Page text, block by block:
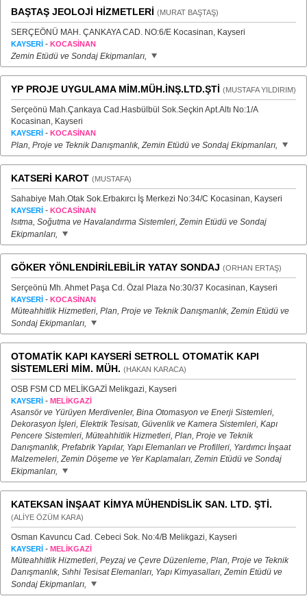
BAŞTAŞ JEOLOJİ HİZMETLERİ (MURAT BAŞTAŞ)
SERÇEÖNÜ MAH. ÇANKAYA CAD. NO:6/E Kocasinan, Kayseri
KAYSERİ - KOCASİNAN
Zemin Etüdü ve Sondaj Ekipmanları,
YP PROJE UYGULAMA MİM.MÜH.İNŞ.LTD.ŞTİ (MUSTAFA YILDIRIM)
Serçeönü Mah.Çankaya Cad.Hasbülbül Sok.Seçkin Apt.Altı No:1/A
Kocasinan, Kayseri
KAYSERİ - KOCASİNAN
Plan, Proje ve Teknik Danışmanlık, Zemin Etüdü ve Sondaj Ekipmanları,
KATSERİ KAROT (MUSTAFA)
Sahabiye Mah.Otak Sok.Erbakırcı İş Merkezi No:34/C Kocasinan, Kayseri
KAYSERİ - KOCASİNAN
Isıtma, Soğutma ve Havalandırma Sistemleri, Zemin Etüdü ve Sondaj
Ekipmanları,
GÖKER YÖNLENDİRİLEBİLİR YATAY SONDAJ (ORHAN ERTAŞ)
Serçeönü Mh. Ahmet Paşa Cd. Özal Plaza No:30/37 Kocasinan, Kayseri
KAYSERİ - KOCASİNAN
Müteahhitlik Hizmetleri, Plan, Proje ve Teknik Danışmanlık, Zemin Etüdü ve
Sondaj Ekipmanları,
OTOMATİK KAPI KAYSERİ SETROLL OTOMATİK KAPI
SİSTEMLERİ MİM. MÜH. (HAKAN KARACA)
OSB FSM CD MELİKGAZİ Melikgazi, Kayseri
KAYSERİ - MELİKGAZİ
Asansör ve Yürüyen Merdivenler, Bina Otomasyon ve Enerji Sistemleri,
Dekorasyon İşleri, Elektrik Tesisatı, Güvenlik ve Kamera Sistemleri, Kapı
Pencere Sistemleri, Müteahhitlik Hizmetleri, Plan, Proje ve Teknik
Danışmanlık, Prefabrik Yapılar, Yapı Elemanları ve Profilleri, Yardımcı İnşaat
Malzemeleri, Zemin Döşeme ve Yer Kaplamaları, Zemin Etüdü ve Sondaj
Ekipmanları,
KATEKSAN İNŞAAT KİMYA MÜHENDİSLİK SAN. LTD. ŞTİ.
(ALİYE ÖZÜM KARA)
Osman Kavuncu Cad. Cebeci Sok. No:4/B Melikgazi, Kayseri
KAYSERİ - MELİKGAZİ
Müteahhitlik Hizmetleri, Peyzaj ve Çevre Düzenleme, Plan, Proje ve Teknik
Danışmanlık, Sıhhi Tesisat Elemanları, Yapı Kimyasalları, Zemin Etüdü ve
Sondaj Ekipmanları,